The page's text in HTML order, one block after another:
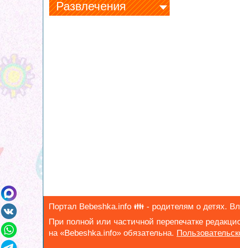
Развлечения
Портал Bebeshka.info 👪 - родителям о детях.
При полной или частичной перепечатке
на «Bebeshka.info» обязательна.